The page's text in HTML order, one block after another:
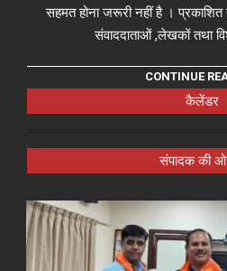
सहमत होना जरूरी नहीं है । प्रकाशित
संवाददाताओं ,लेखकों तथा
CONTINUE
कैलेंडर
संपादक की